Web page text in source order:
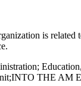
is
THE AM